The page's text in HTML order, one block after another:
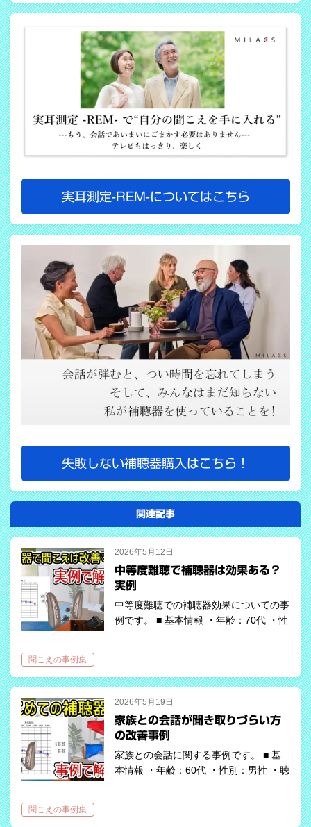
実耳測定-REM-についてはこちら
失敗しない補聴器購入はこちら！
関連記事
2026年5月12日
中等度難聴で補聴器は効果ある？
実例
中等度難聴での補聴器効果についての事
例です。 ■ 基本情報 ・年齢：70代 ・性
90dB/75% ・…
聞こえの事例集
2026年5月19日
家族との会話が聞き取りづらい方
の改善事例
家族との会話に関する事例です。 ■ 基
本情報 ・年齢：60代 ・性別：男性 ・聴
聞こえの事例集